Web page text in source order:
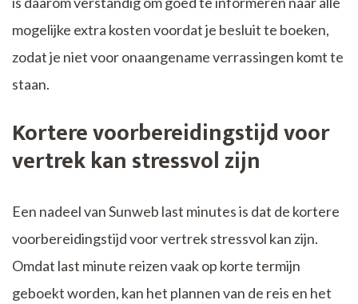
mogelijke extra kosten voordat je besluit te boeken,
zodat je niet voor onaangename verrassingen komt te
staan.
Kortere voorbereidingstijd voor
vertrek kan stressvol zijn
Een nadeel van Sunweb last minutes is dat de kortere
voorbereidingstijd voor vertrek stressvol kan zijn.
Omdat last minute reizen vaak op korte termijn
geboekt worden, kan het plannen van de reis en het